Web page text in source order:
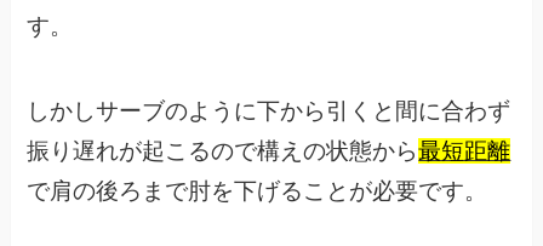
す。
しかしサーブのように下から引くと間に合わず
振り遅れが起こるので構えの状態から最短距離
で肩の後ろまで肘を下げることが必要です。